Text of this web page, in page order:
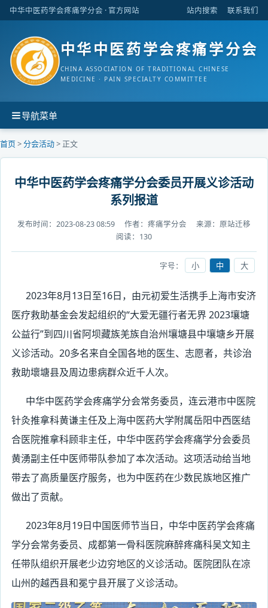
中华中医药学会疼痛学分会 · 官方网站 站内搜索 联系我们
中华中医药学会疼痛学分会
CHINA ASSOCIATION OF TRADITIONAL CHINESE
MEDICINE · PAIN SPECIALTY COMMITTEE
导航菜单
首页>分会活动> 正文
中华中医药学会疼痛学分会委员开展义诊活动
系列报道
发布时间： 2023-08-23 08:59 作者： 疼痛学分会 来源： 原站迁移
阅读： 130
字号： 小 中 大
2023年8月13日至16日，由元初爱生活携手上海市安济
医疗救助基金会发起组织的“大爱无疆行者无界 2023壤塘
公益行”到四川省阿坝藏族羌族自治州壤塘县中壤塘乡开展
义诊活动。20多名来自全国各地的医生、志愿者，共诊治
救助壞塘县及周边患病群众近千人次。
中华中医药学会疼痛学分会常务委员，连云港市中医院
针灸推拿科黄谦主任及上海中医药大学附属岳阳中西医结
合医院推拿科顾非主任，中华中医药学会疼痛学分会委员
黄湧副主任中医师带队参加了本次活动。这项活动给当地
带去了高质量医疗服务，也为中医药在少数民族地区推广
做出了贡献。
2023年8月19日中国医师节当日，中华中医药学会疼痛
学分会常务委员、成都第一骨科医院麻醉疼痛科吴文知主
任带队组织开展老少边穷地区的义诊活动。医院团队在凉
山州的越西县和冕宁县开展了义诊活动。